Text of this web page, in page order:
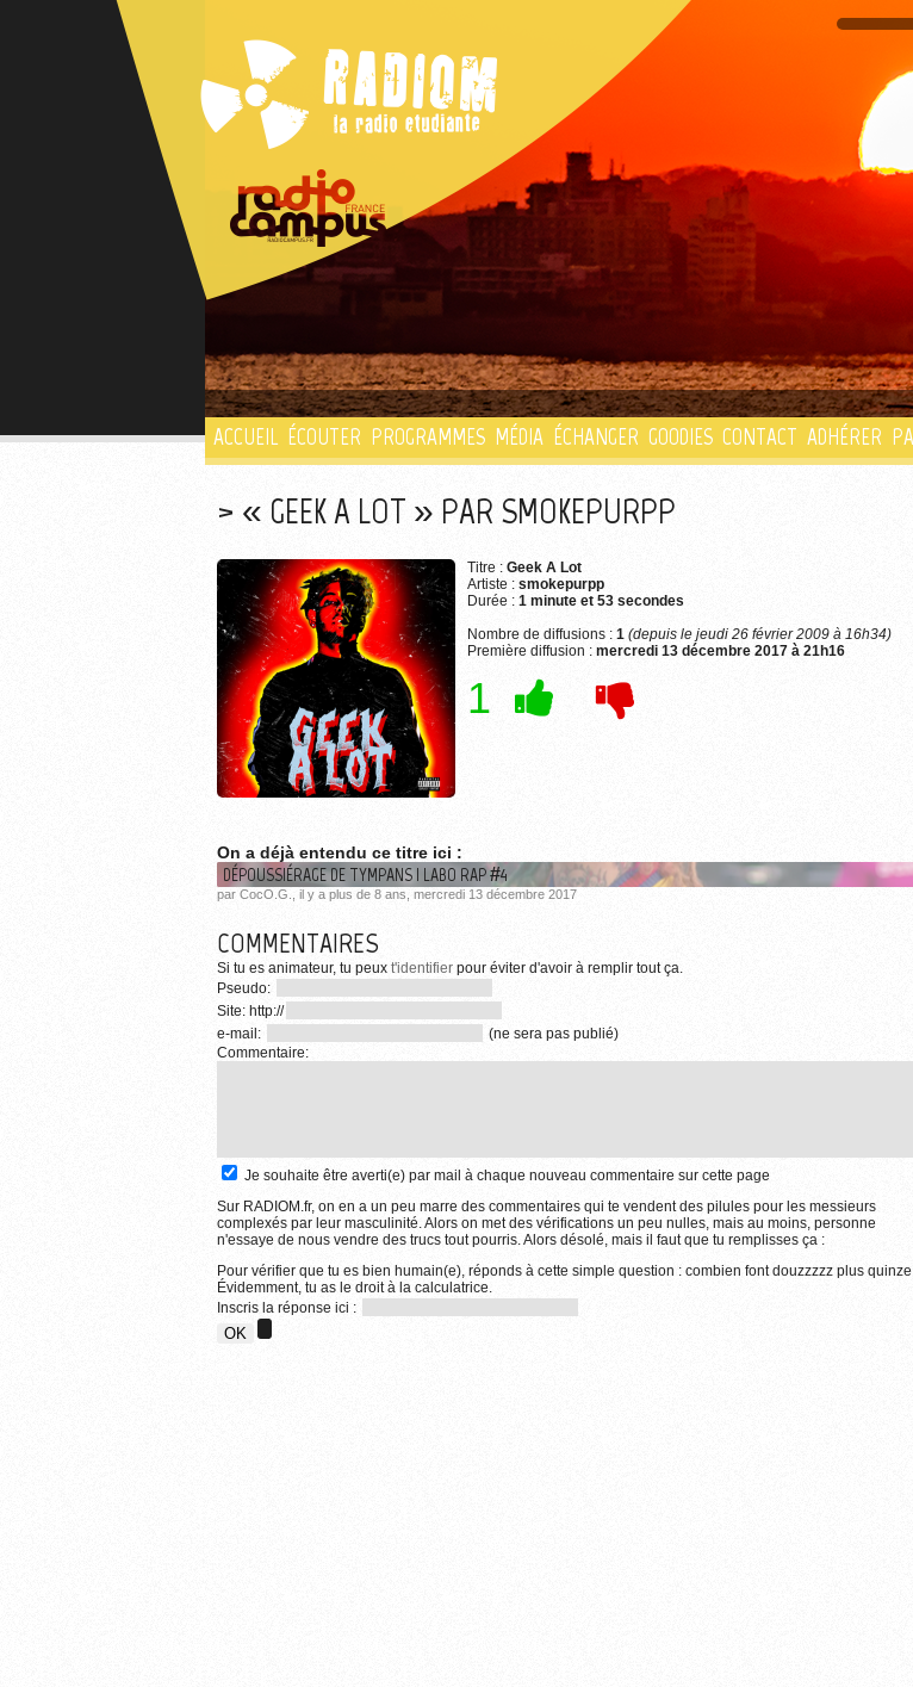
ACCUEIL ÉCOUTER PROGRAMMES MÉDIA ÉCHANGER GOODIES CONTACT ADHÉRER
« GEEK A LOT » PAR SMOKEPURPP
Titre : Geek A Lot
Artiste : smokepurpp
Durée : 1 minute et 53 secondes
Nombre de diffusions : 1 (depuis le jeudi 26 février 2009 à 16h34)
Première diffusion : mercredi 13 décembre 2017 à 21h16
1
On a déjà entendu ce titre ici :
DÉPOUSSIÉRAGE DE TYMPANS | LABO RAP #4
par CocO.G., il y a plus de 8 ans, mercredi 13 décembre 2017
COMMENTAIRES
Si tu es animateur, tu peux t'identifier pour éviter d'avoir à remplir tout ça.
Pseudo:
Site: http://
e-mail:
(ne sera pas publié)
Commentaire:
Je souhaite être averti(e) par mail à chaque nouveau commentaire sur cette page
Sur RADIOM.fr, on en a un peu marre des commentaires qui te vendent des pilules pour les messieurs
complexés par leur masculinité. Alors on met des vérifications un peu nulles, mais au moins, personne
n'essaye de nous vendre des trucs tout pourris. Alors désolé, mais il faut que tu remplisses ça :
Pour vérifier que tu es bien humain(e), réponds à cette simple question : combien font douzzzzz plus
Évidemment, tu as le droit à la calculatrice.
Inscris la réponse ici :